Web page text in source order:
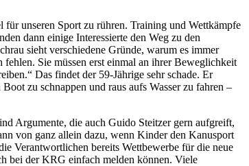
für unseren Sport zu rühren. Training und Wettkämpfe
dann einige Interessierte den Weg zu den
sieht verschiedene Gründe, warum es immer
Sie müssen erst einmal an ihrer Beweglichkeit
Das findet der 59-Jährige sehr schade. Er
zu schnappen und raus aufs Wasser zu fahren –
Argumente, die auch Guido Steitzer gern aufgreift,
von ganz allein dazu, wenn Kinder den Kanusport
Verantwortlichen bereits Wettbewerbe für die neue
bei der KRG einfach melden können. Viele